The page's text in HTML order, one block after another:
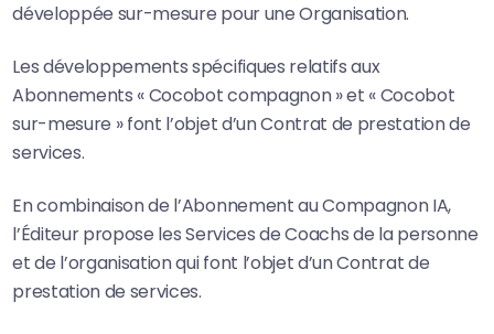
développée sur-mesure pour une Organisation.
Les développements spécifiques relatifs aux
Abonnements « Cocobot compagnon » et « Cocobot
sur-mesure » font l’objet d’un Contrat de prestation de
services.
En combinaison de l’Abonnement au Compagnon IA,
l’Éditeur propose les Services de Coachs de la personne
et de l’organisation qui font l’objet d’un Contrat de
prestation de services.